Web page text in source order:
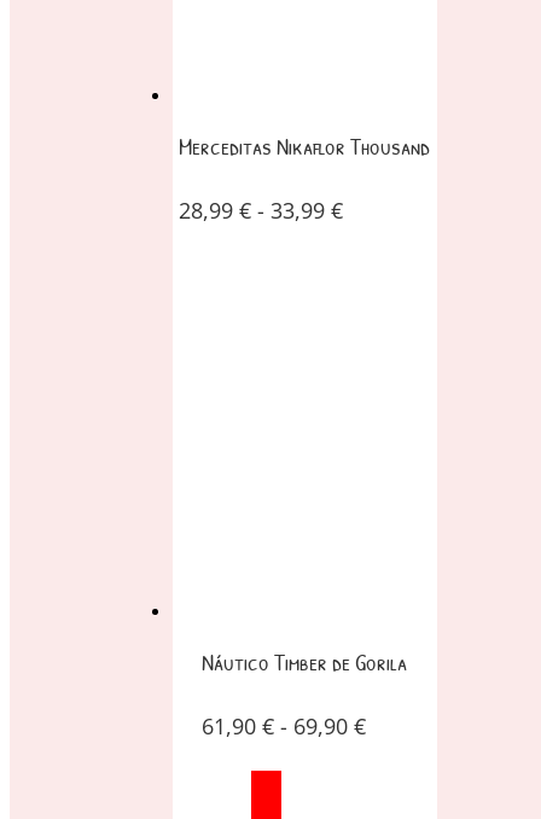
Merceditas Nikaflor Thousand
28,99 € - 33,99 €
Náutico Timber de Gorila
61,90 € - 69,90 €